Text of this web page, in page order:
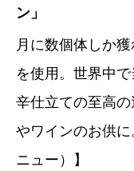
ン」
月に数個体しか
を使用。世界中
辛仕立ての至高
やワインのお供
ニュー）】